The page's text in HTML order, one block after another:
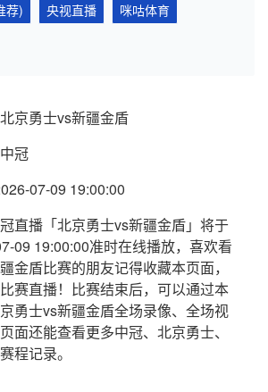
荐)
央视直播
咪咕体育
京勇士vs新疆金盾
冠
07-09 19:00:00
冠直播「北京勇士vs新疆金盾」将于
09 19:00:00准时在线播放，喜欢看
金盾比赛的朋友记得收藏本页面，
赛直播！比赛结束后，可以通过本
勇士vs新疆金盾全场录像、全场视
面还能查看更多中冠、北京勇士、
程记录。